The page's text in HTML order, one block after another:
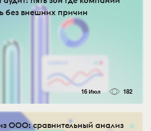
без внешних причин
16 Июл 182
ООО: сравнительный анализ